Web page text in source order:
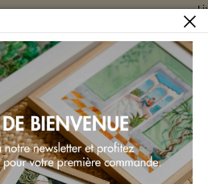
gratuiteen galerie
: Oeuvres & Biographie